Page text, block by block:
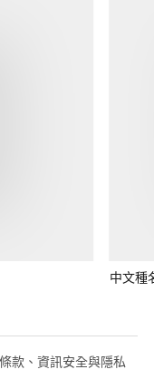
中文種
款、資訊安全與隱私